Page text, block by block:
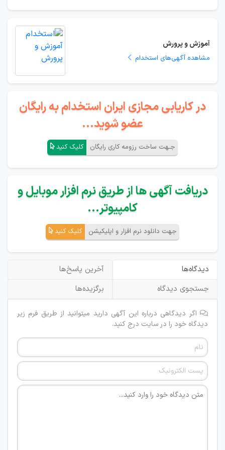
آموزش و پرورش
مشاهده آگهی‌های استخدام
در کاریابی مجازی ایران استخدام به رایگان
عضو شوید...
جـهت ساخت رزومه کاری رایگان کلیک کنید
دریافت آگهی ها از طریق نرم افزار موبایل و
کامپیوتر...
جهت دانلود نرم افزار و اپلیکیشن کلیک کنید
دیدگاه‌ها
آخرین پاسخ‌ها
جستجوی دیدگاه
برگزیده‌ها
اگر دیدگاهی درباره این آگهی دارید میتوانید از طریق فرم زیر
دیدگاه خود را در سایت درج کنید.